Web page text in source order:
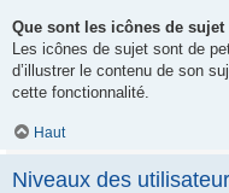
Que sont les icônes de sujet
Les icônes de sujet sont de
d’illustrer le contenu de son
cette fonctionnalité.
Haut
Niveaux des